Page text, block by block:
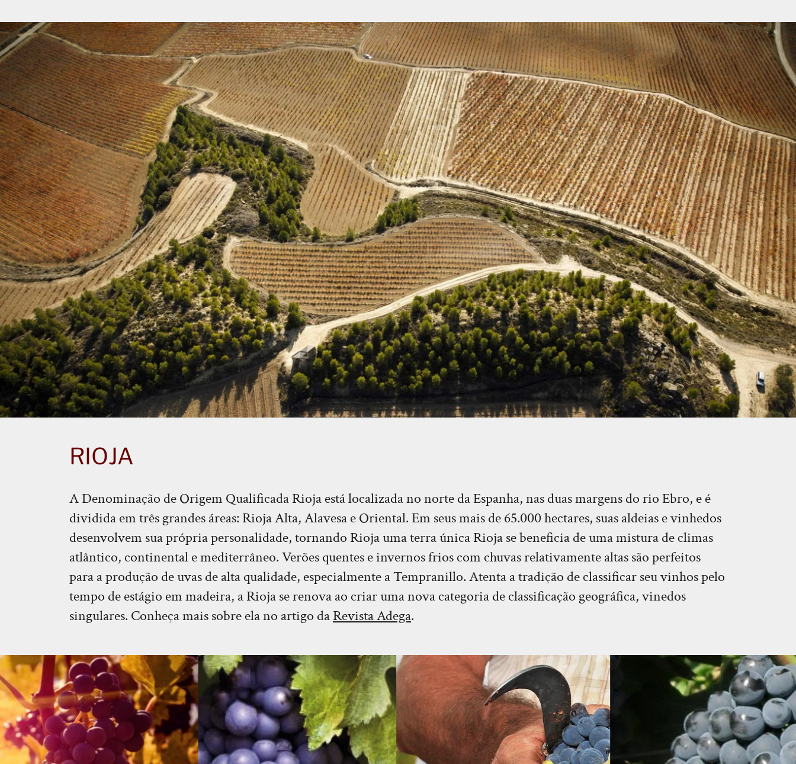
RIOJA
A Denominação de Origem Qualificada Rioja está localizada no norte da Espanha, nas duas margens do rio Ebro, e é
dividida em três grandes áreas: Rioja Alta, Alavesa e Oriental. Em seus mais de 65.000 hectares, suas aldeias e vinhedos
desenvolvem sua própria personalidade, tornando Rioja uma terra única Rioja se beneficia de uma mistura de climas
atlântico, continental e mediterrâneo. Verões quentes e invernos frios com chuvas relativamente altas são perfeitos
para a produção de uvas de alta qualidade, especialmente a Tempranillo. Atenta a tradição de classificar seu vinhos pelo
tempo de estágio em madeira, a Rioja se renova ao criar uma nova categoria de classificação geográfica, vinedos
singulares. Conheça mais sobre ela no artigo daRevista Adega.